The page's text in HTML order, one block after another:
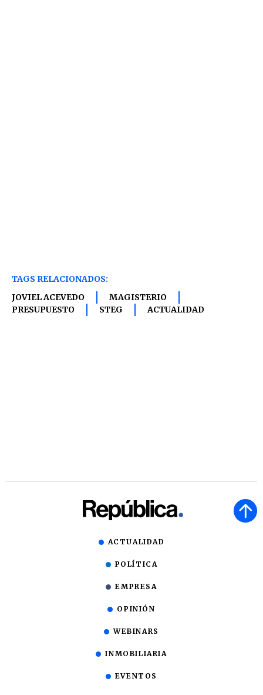
TAGS RELACIONADOS:
JOVIEL ACEVEDO
MAGISTERIO
PRESUPUESTO
STEG ACTUALIDAD
ACTUALIDAD
POLÍTICA
EMPRESA
OPINIÓN
WEBINARS
INMOBILIARIA
EVENTOS